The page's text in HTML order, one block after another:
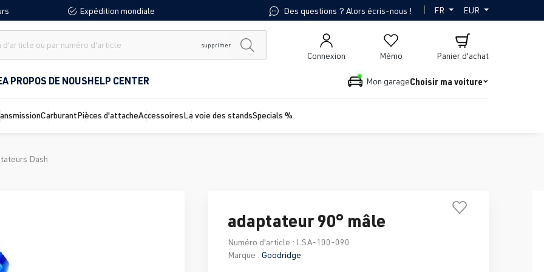
Expédition mondiale Des questions ? Alors écris-nous ! | FR EUR
supprimer
Mémo
Connexion Panier d'achat
A PROPOS DE NOUSHELP CENTER Mon garageChoisir ma voiture
CarburantPièces d'attacheAccessoiresLa voie des standsSpecials %
Dash
adaptateur 90° mâle
Numéro d'article : LSA-100-090
Marque : Goodridge